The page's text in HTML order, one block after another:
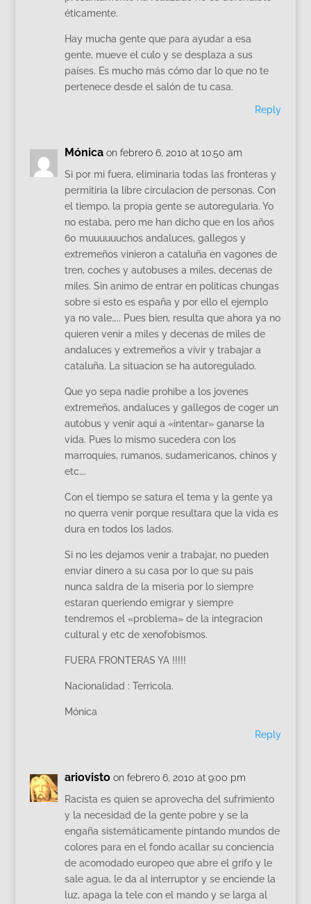
éticamente.
Hay mucha gente que para ayudar a esa
gente, mueve el culo y se desplaza a sus
países. Es mucho más cómo dar lo que no te
pertenece desde el salón de tu casa.
Reply
Mónica on febrero 6, 2010 at 10:50 am
Si por mi fuera, eliminaria todas las fronteras y
permitiria la libre circulacion de personas. Con
el tiempo, la propia gente se autoregularia. Yo
no estaba, pero me han dicho que en los años
60 muuuuuuchos andaluces, gallegos y
extremeños vinieron a cataluña en vagones de
tren, coches y autobuses a miles, decenas de
miles. Sin animo de entrar en politicas chungas
sobre si esto es españa y por ello el ejemplo
ya no vale….. Pues bien, resulta que ahora ya no
quieren venir a miles y decenas de miles de
andaluces y extremeños a vivir y trabajar a
cataluña. La situacion se ha autoregulado.
Que yo sepa nadie prohibe a los jovenes
extremeños, andaluces y gallegos de coger un
autobus y venir aqui a «intentar» ganarse la
vida. Pues lo mismo sucedera con los
marroquies, rumanos, sudamericanos, chinos y
etc….
Con el tiempo se satura el tema y la gente ya
no querra venir porque resultara que la vida es
dura en todos los lados.
Si no les dejamos venir a trabajar, no pueden
enviar dinero a su casa por lo que su pais
nunca saldra de la miseria por lo siempre
estaran queriendo emigrar y siempre
tendremos el «problema» de la integracion
cultural y etc de xenofobismos.
FUERA FRONTERAS YA !!!!!
Nacionalidad : Terricola.
Mónica
Reply
ariovisto on febrero 6, 2010 at 9:00 pm
Racista es quien se aprovecha del sufrimiento
y la necesidad de la gente pobre y se la
engaña sistemáticamente pintando mundos de
colores para en el fondo acallar su conciencia
de acomodado europeo que abre el grifo y le
sale agua, le da al interruptor y se enciende la
luz, apaga la tele con el mando y se larga al